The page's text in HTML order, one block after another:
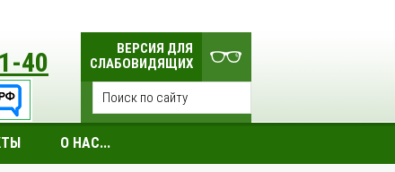
40
ВЕРСИЯ ДЛЯ
СЛАБОВИДЯЩИХ
О НАС...